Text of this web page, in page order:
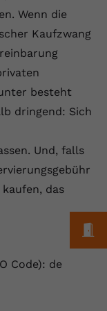
Wenn die
Kaufzwang
besteht
dringend: Sich
Und, falls
das
Code): de
Consent-
eine
die
Ihrer
falls der
eingestellt
um die
statistische
der
das
um
auf unserer
Inhalte,
Cookie, um
zu sammeln,
der Website